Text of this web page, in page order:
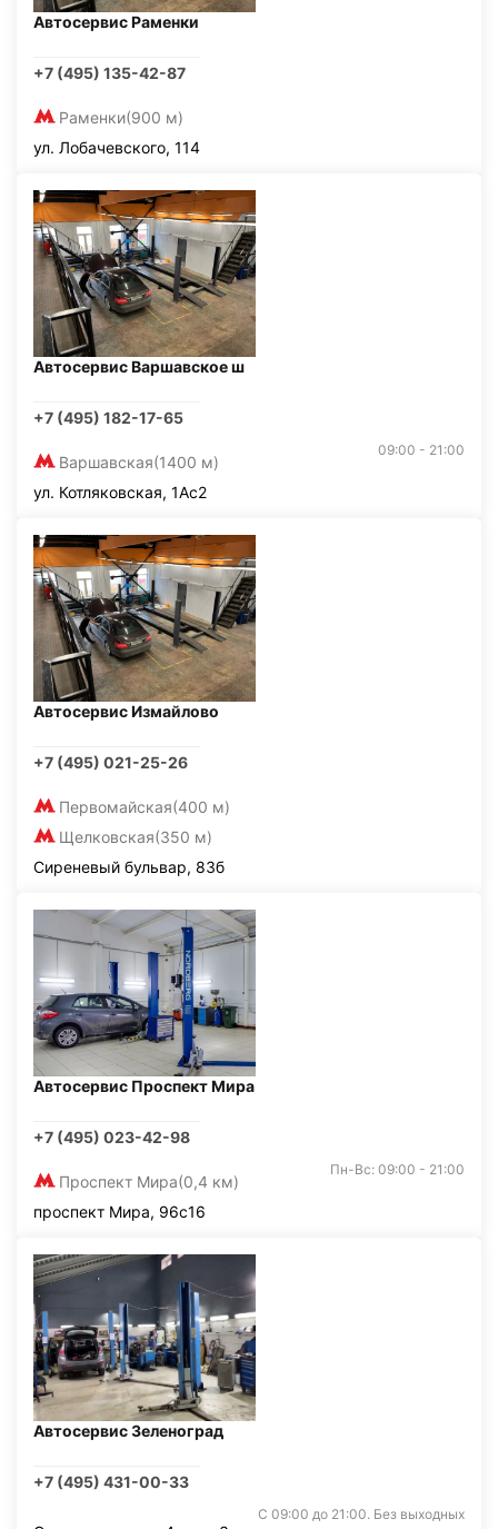
Автосервис Раменки
+7 (495) 135-42-87
Раменки(900 м)
ул. Лобачевского, 114
Автосервис Варшавское ш
+7 (495) 182-17-65
Варшавская(1400 м)
09:00 - 21:00
ул. Котляковская, 1Ас2
Автосервис Измайлово
+7 (495) 021-25-26
Первомайская(400 м)
Щелковская(350 м)
Сиреневый бульвар, 83б
Автосервис Проспект Мира
+7 (495) 023-42-98
Проспект Мира(0,4 км)
Пн-Вс: 09:00 - 21:00
проспект Мира, 96с16
Автосервис Зеленоград
+7 (495) 431-00-33
С 09:00 до 21:00. Без выходных